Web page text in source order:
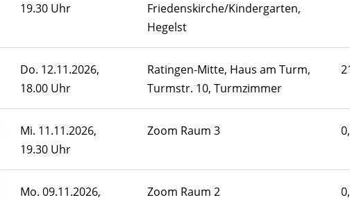
19.30 Uhr
Friedenskirche/Kindergarten,
Hegelst
Do. 12.11.2026,
18.00 Uhr
Ratingen-Mitte, Haus am Turm,
Turmstr. 10, Turmzimmer
Mi. 11.11.2026,
19.30 Uhr
Zoom Raum 3
Mo. 09.11.2026,
Zoom Raum 2